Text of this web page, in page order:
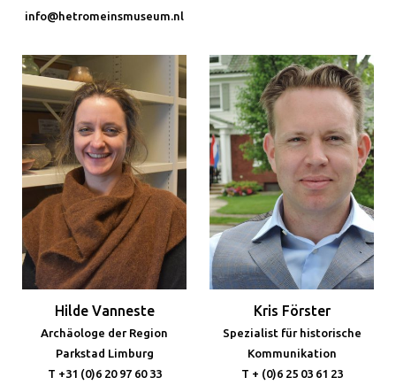
info@hetromeinsmuseum.nl
Hilde Vanneste
Archäologe der Region
Parkstad Limburg
T +31 (0)6 20 97 60 33
Kris Förster
Spezialist für historische
Kommunikation
T + (0)6 25 03 61 23